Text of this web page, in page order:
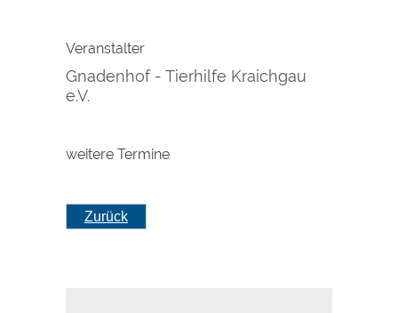
Veranstalter
Gnadenhof - Tierhilfe Kraichgau
e.V.
weitere Termine
Zurück